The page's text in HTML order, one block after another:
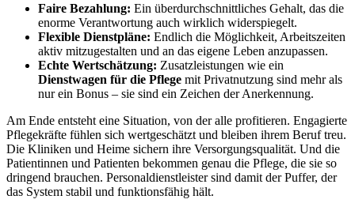
Faire Bezahlung: Ein überdurchschnittliches Gehalt, das die
enorme Verantwortung auch wirklich widerspiegelt.
Flexible Dienstpläne: Endlich die Möglichkeit, Arbeitszeiten
aktiv mitzugestalten und an das eigene Leben anzupassen.
Echte Wertschätzung: Zusatzleistungen wie ein
Dienstwagen für die Pflege mit Privatnutzung sind mehr als
nur ein Bonus – sie sind ein Zeichen der Anerkennung.
Am Ende entsteht eine Situation, von der alle profitieren. Engagierte
Pflegekräfte fühlen sich wertgeschätzt und bleiben ihrem Beruf treu.
Die Kliniken und Heime sichern ihre Versorgungsqualität. Und die
Patientinnen und Patienten bekommen genau die Pflege, die sie so
dringend brauchen. Personaldienstleister sind damit der Puffer, der
das System stabil und funktionsfähig hält.